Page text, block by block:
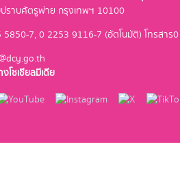
ราบศัตรูพ่าย กรุงเทพฯ 10100
7, 0 2253 9116-7 (อัตโนมัติ) โทรสาร
ซเชียลมีเดีย